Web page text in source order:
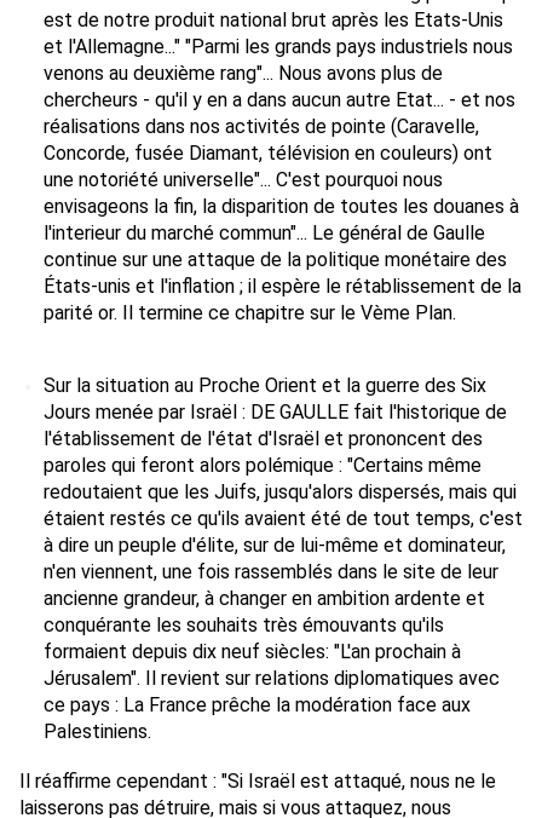
est de notre produit national brut après les Etats-Unis
et l'Allemagne..." "Parmi les grands pays industriels nous
venons au deuxième rang"... Nous avons plus de
chercheurs - qu'il y en a dans aucun autre Etat... - et nos
réalisations dans nos activités de pointe (Caravelle,
Concorde, fusée Diamant, télévision en couleurs) ont
une notoriété universelle"... C'est pourquoi nous
envisageons la fin, la disparition de toutes les douanes à
l'interieur du marché commun"... Le général de Gaulle
continue sur une attaque de la politique monétaire des
États-unis et l'inflation ; il espère le rétablissement de la
parité or. Il termine ce chapitre sur le Vème Plan.
Sur la situation au Proche Orient et la guerre des Six
Jours menée par Israël : DE GAULLE fait l'historique de
l'établissement de l'état d'Israël et prononcent des
paroles qui feront alors polémique : "Certains même
redoutaient que les Juifs, jusqu'alors dispersés, mais qui
étaient restés ce qu'ils avaient été de tout temps, c'est
à dire un peuple d'élite, sur de lui-même et dominateur,
n'en viennent, une fois rassemblés dans le site de leur
ancienne grandeur, à changer en ambition ardente et
conquérante les souhaits très émouvants qu'ils
formaient depuis dix neuf siècles: "L'an prochain à
Jérusalem". Il revient sur relations diplomatiques avec
ce pays : La France prêche la modération face aux
Palestiniens.
Il réaffirme cependant : "Si Israël est attaqué, nous ne le
laisserons pas détruire, mais si vous attaquez, nous